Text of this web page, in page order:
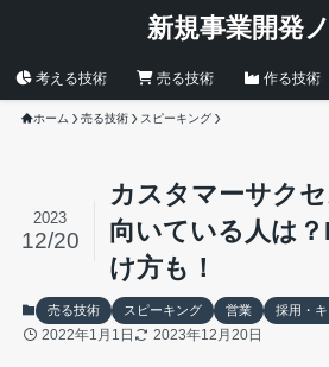
新規事業開発
考える技術 売る技術 作る技術
ホーム 売る技術 スピーキング
カスタマーサク
向いている人は
け方も！
2023
12/20
売る技術 スピーキング 営業 採用・
2022年1月1日 2023年12月20日